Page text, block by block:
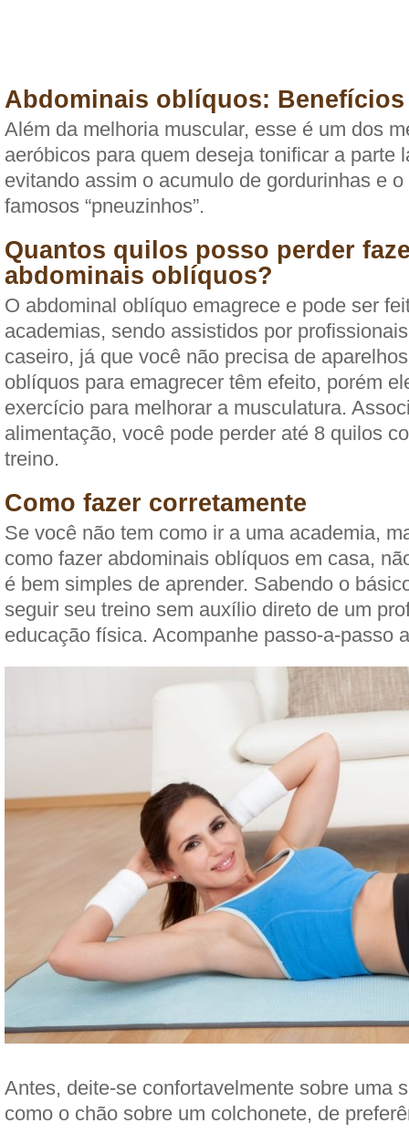
Abdominais oblíquos: Benefícios
Além da melhoria muscular, esse é um dos
aeróbicos para quem deseja tonificar a parte
evitando assim o acumulo de gordurinhas e
famosos “pneuzinhos”.
Quantos quilos posso perder
abdominais oblíquos?
O abdominal oblíquo emagrece e pode ser
academias, sendo assistidos por
caseiro, já que você não precisa de
oblíquos para emagrecer têm efeito, porém
exercício para melhorar a musculatura.
alimentação, você pode perder até 8 quilos
treino.
Como fazer corretamente
Se você não tem como ir a uma academia,
como fazer abdominais oblíquos em casa,
é bem simples de aprender. Sabendo o
seguir seu treino sem auxílio direto de um
educação física. Acompanhe passo-a-passo
Antes, deite-se confortavelmente sobre uma
como o chão sobre um colchonete, de